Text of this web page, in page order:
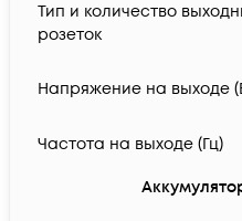
Тип и количество
розеток
Напряжение на выходе
Частота на выходе (Гц)